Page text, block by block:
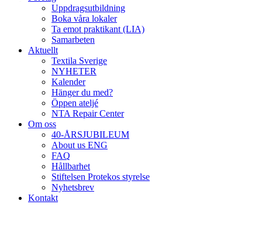
Uppdragsutbildning
Boka våra lokaler
Ta emot praktikant (LIA)
Samarbeten
Aktuellt
Textila Sverige
NYHETER
Kalender
Hänger du med?
Öppen ateljé
NTA Repair Center
Om oss
40-ÅRSJUBILEUM
About us ENG
FAQ
Hållbarhet
Stiftelsen Protekos styrelse
Nyhetsbrev
Kontakt